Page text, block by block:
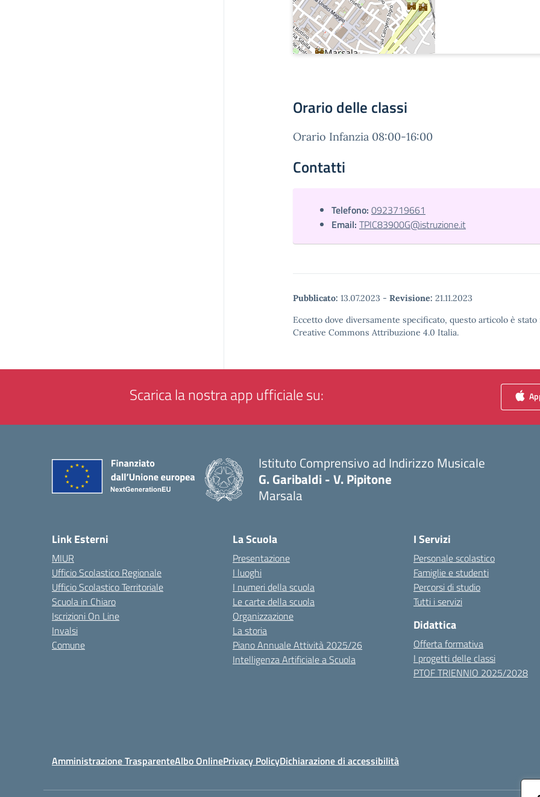
Orario delle classi
Orario Infanzia 08:00-16:00
Contatti
Telefono: 0923719661
Email: TPIC83900G@istruzione.it
Pubblicato: 13.07.2023 - Revisione: 21.11.2023
Eccetto dove diversamente specificato, questo articolo è
Creative Commons Attribuzione 4.0 Italia.
Scarica la nostra app ufficiale su:
Istituto Comprensivo ad Indirizzo Musicale
G. Garibaldi - V. Pipitone
Marsala
Link Esterni
MIUR
Ufficio Scolastico Regionale
Ufficio Scolastico Territoriale
Scuola in Chiaro
Iscrizioni On Line
Invalsi
Comune
La Scuola
Presentazione
I luoghi
I numeri della scuola
Le carte della scuola
Organizzazione
La storia
Piano Annuale Attività 2025/26
Intelligenza Artificiale a Scuola
I Servizi
Personale scolastico
Famiglie e studenti
Percorsi di studio
Tutti i servizi
Didattica
Offerta formativa
I progetti delle classi
PTOF TRIENNIO 2025/2028
Amministrazione TrasparenteAlbo OnlinePrivacy PolicyDichiarazione di accessibilità